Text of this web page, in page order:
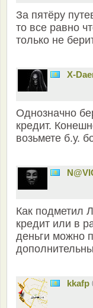
За пятёру
то все равно
только не
X-
Однозначно
кредит.
возьмете б.у.
Как подметил
кредит или в
деньги можно
kkafp